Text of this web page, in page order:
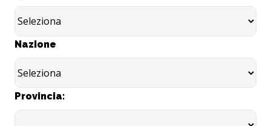
Nazione
Provincia: